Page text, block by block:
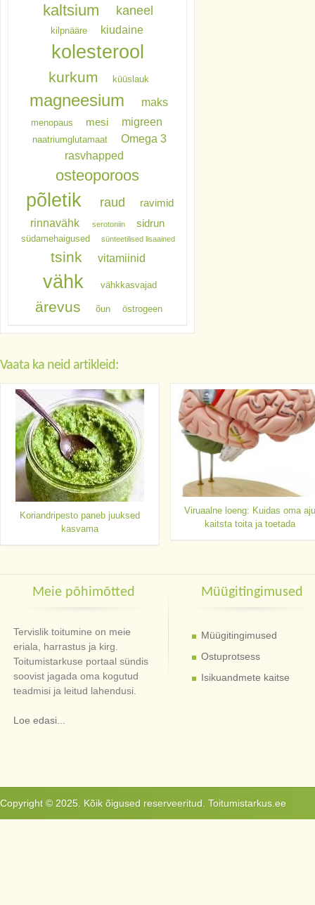
kaltsium kaneel
kilpnääre kiudaine
kolesterool
kurkum küüslauk
magneesium maks
menopaus mesi migreen
naatriumglutamaat
Omega 3
rasvhapped
osteoporoos
põletik raud ravimid
rinnavähk serotoniin sidrun
südamehaigused sünteetilised lisaained
tsink vitamiinid
vähk vähkkasvajad
ärevus õun östrogeen
Vaata ka neid artikleid:
Koriandripesto paneb juuksed
kasvama
Viruaalne loeng: Kuidas oma aju
kaitsta toita ja toetada
Meie põhimõtted
Tervislik toitumine on meie
eriala, harrastus ja kirg.
Toitumistarkuse portaal sündis
soovist jagada oma kogutud
teadmisi ja leitud lahendusi.
Loe edasi...
Müügitingimused
Müügitingimused
Ostuprotsess
Isikuandmete kaitse
Copyright © 2025. Kõik õigused reserveeritud. Toitumistarkus.ee